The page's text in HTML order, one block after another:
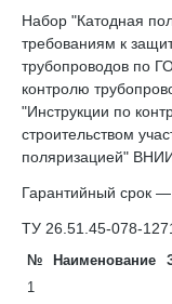
Набор "Катодная
требованиям к
трубопроводов по
контролю
"Инструкции по
строительством
поляризацией"
Гарантийный срок
ТУ 26.51.45-078-
№ Наименование
1